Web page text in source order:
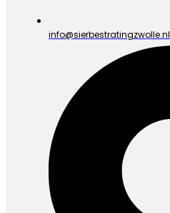
info@sierbestratingzwolle.nl